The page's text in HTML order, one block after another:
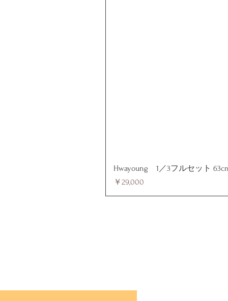
Hwayoung 1／3フルセット
価格
￥29,000